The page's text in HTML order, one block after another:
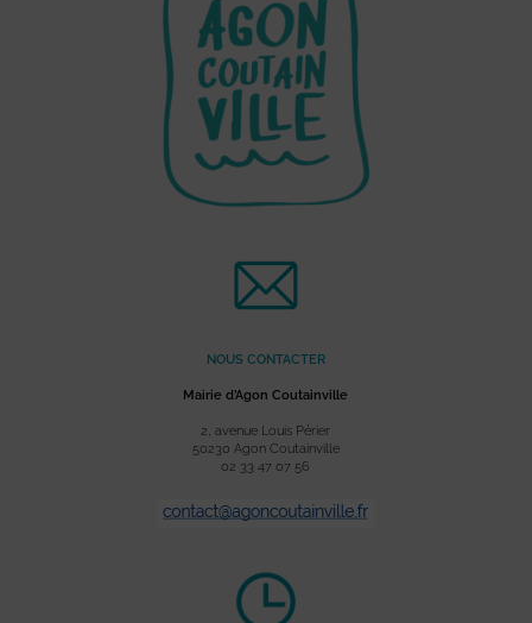
NOUS CONTACTER
Mairie d’Agon Coutainville
2, avenue Louis Périer
50230 Agon Coutainville
02 33 47 07 56